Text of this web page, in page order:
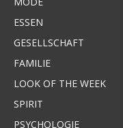
ESSEN
GESELLSCHAFT
FAMILIE
LOOK OF THE WEEK
SPIRIT
PSYCHOLOGIE